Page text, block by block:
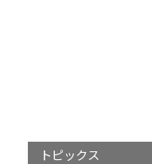
トピックス